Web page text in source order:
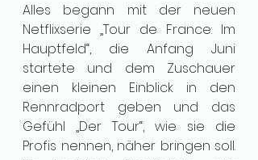
Alles begann mit der neuen
Netflixserie „Tour de France: Im
Hauptfeld“, die Anfang Juni
startete und dem Zuschauer
einen kleinen Einblick in den
Rennradport geben und das
Gefühl „Der Tour“, wie sie die
Profis nennen, näher bringen soll.